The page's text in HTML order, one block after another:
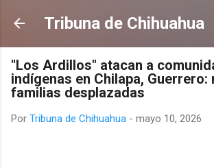
Ir al contenido principal
Tribuna de Chihuahua
"Los Ardillos" atacan a
indígenas en Chilapa, Guerrero:
familias desplazadas
Por Tribuna de Chihuahua - mayo 10, 2026